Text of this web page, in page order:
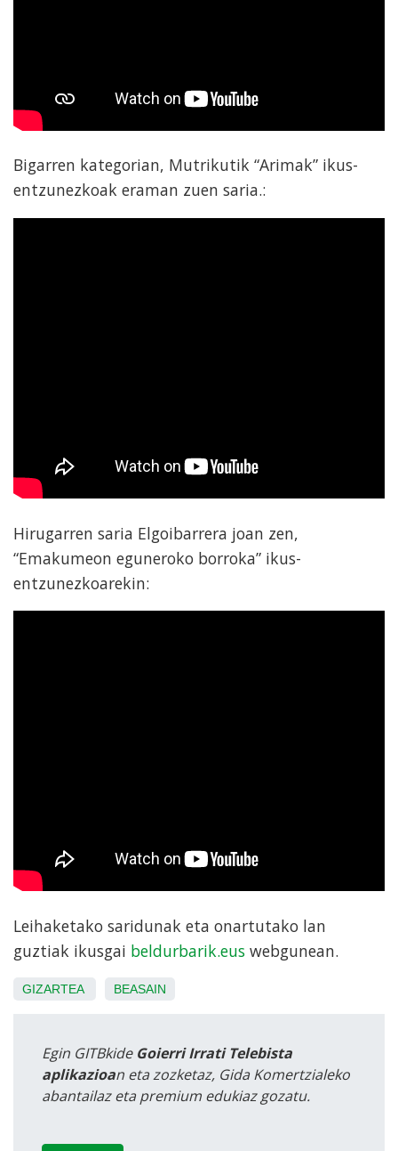
Bigarren kategorian, Mutrikutik “Arimak” ikus-
entzunezkoak eraman zuen saria.:
Hirugarren saria Elgoibarrera joan zen,
“Emakumeon eguneroko borroka” ikus-
entzunezkoarekin:
Leihaketako saridunak eta onartutako lan
guztiak ikusgai beldurbarik.eus webgunean.
GIZARTEA BEASAIN
Egin GITBkide Goierri Irrati Telebista
aplikazioan eta zozketaz, Gida Komertzialeko
abantailaz eta premium edukiaz gozatu.